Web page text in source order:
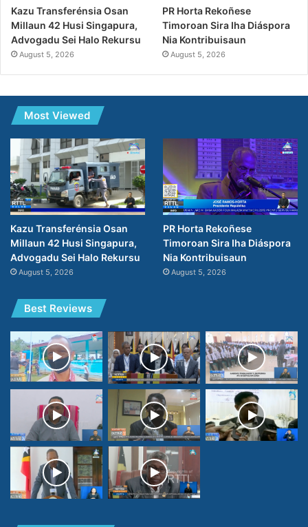
Kazu Transferénsia Osan
Millaun 42 Husi Singapura,
Advogadu Sei Halo Rekursu
August 5, 2026
PR Horta Rekoñese
Timoroan Sira Iha Diáspora
Nia Kontribuisaun
August 5, 2026
Most Viewed
Kazu Transferénsia Osan
Millaun 42 Husi Singapura,
Advogadu Sei Halo Rekursu
August 5, 2026
PR Horta Rekoñese
Timoroan Sira Iha Diáspora
Nia Kontribuisaun
August 5, 2026
Best Reviews